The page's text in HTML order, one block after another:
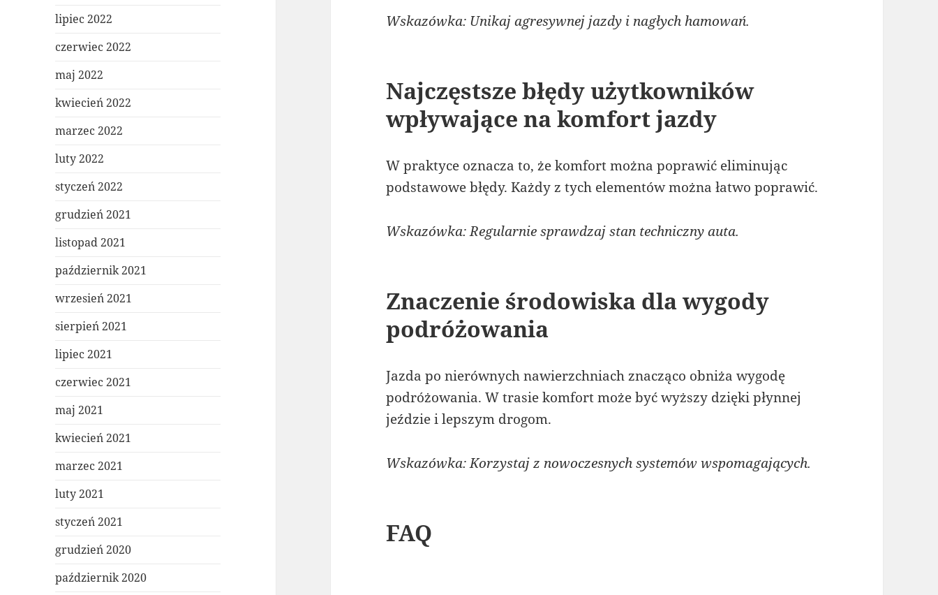
lipiec 2022
czerwiec 2022
maj 2022
kwiecień 2022
marzec 2022
luty 2022
styczeń 2022
grudzień 2021
listopad 2021
październik 2021
wrzesień 2021
sierpień 2021
lipiec 2021
czerwiec 2021
maj 2021
kwiecień 2021
marzec 2021
luty 2021
styczeń 2021
grudzień 2020
październik 2020
Wskazówka: Unikaj agresywnej jazdy i nagłych hamowań.
Najczęstsze błędy użytkowników
wpływające na komfort jazdy
W praktyce oznacza to, że komfort można poprawić eliminując
podstawowe błędy. Każdy z tych elementów można łatwo poprawić.
Wskazówka: Regularnie sprawdzaj stan techniczny auta.
Znaczenie środowiska dla wygody
podróżowania
Jazda po nierównych nawierzchniach znacząco obniża wygodę
podróżowania. W trasie komfort może być wyższy dzięki płynnej
jeździe i lepszym drogom.
Wskazówka: Korzystaj z nowoczesnych systemów wspomagających.
FAQ